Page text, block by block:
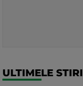
ULTIMELE STIRI